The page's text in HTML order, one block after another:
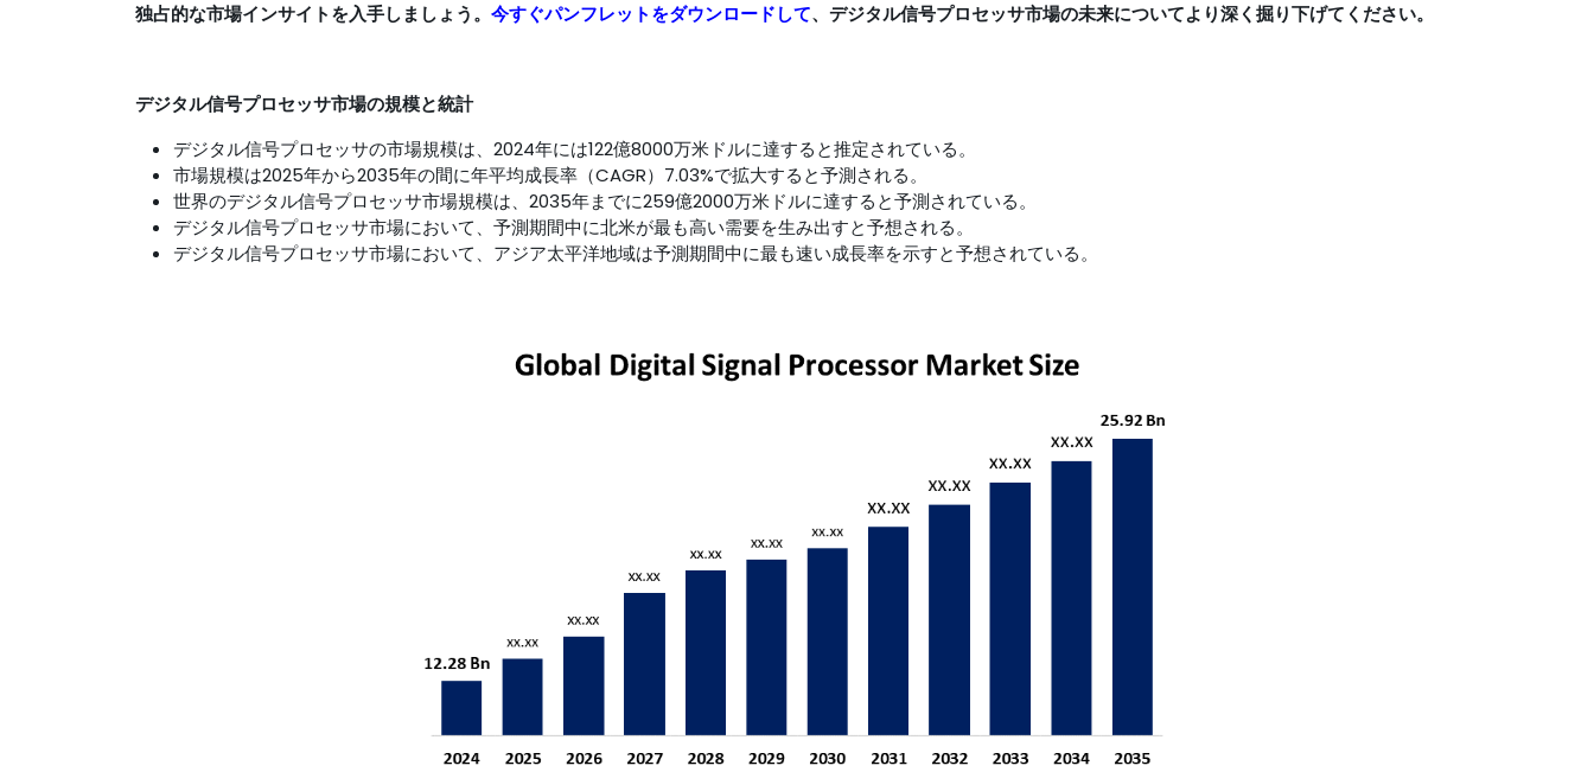
独占的な市場インサイトを入手しましょう。 今すぐパンフレットをダウンロードして、デジタル信号プロセッサ市場の未来についてより深く掘り下げてください。
デジタル信号プロセッサ市場の規模と統計
デジタル信号プロセッサの市場規模は、2024年には122億8000万米ドルに達すると推定されている。
市場規模は2025年から2035年の間に年平均成長率（CAGR）7.03%で拡大すると予測される。
世界のデジタル信号プロセッサ市場規模は、2035年までに259億2000万米ドルに達すると予測されている。
デジタル信号プロセッサ市場において、予測期間中に北米が最も高い需要を生み出すと予想される。
デジタル信号プロセッサ市場において、アジア太平洋地域は予測期間中に最も速い成長率を示すと予想されている。